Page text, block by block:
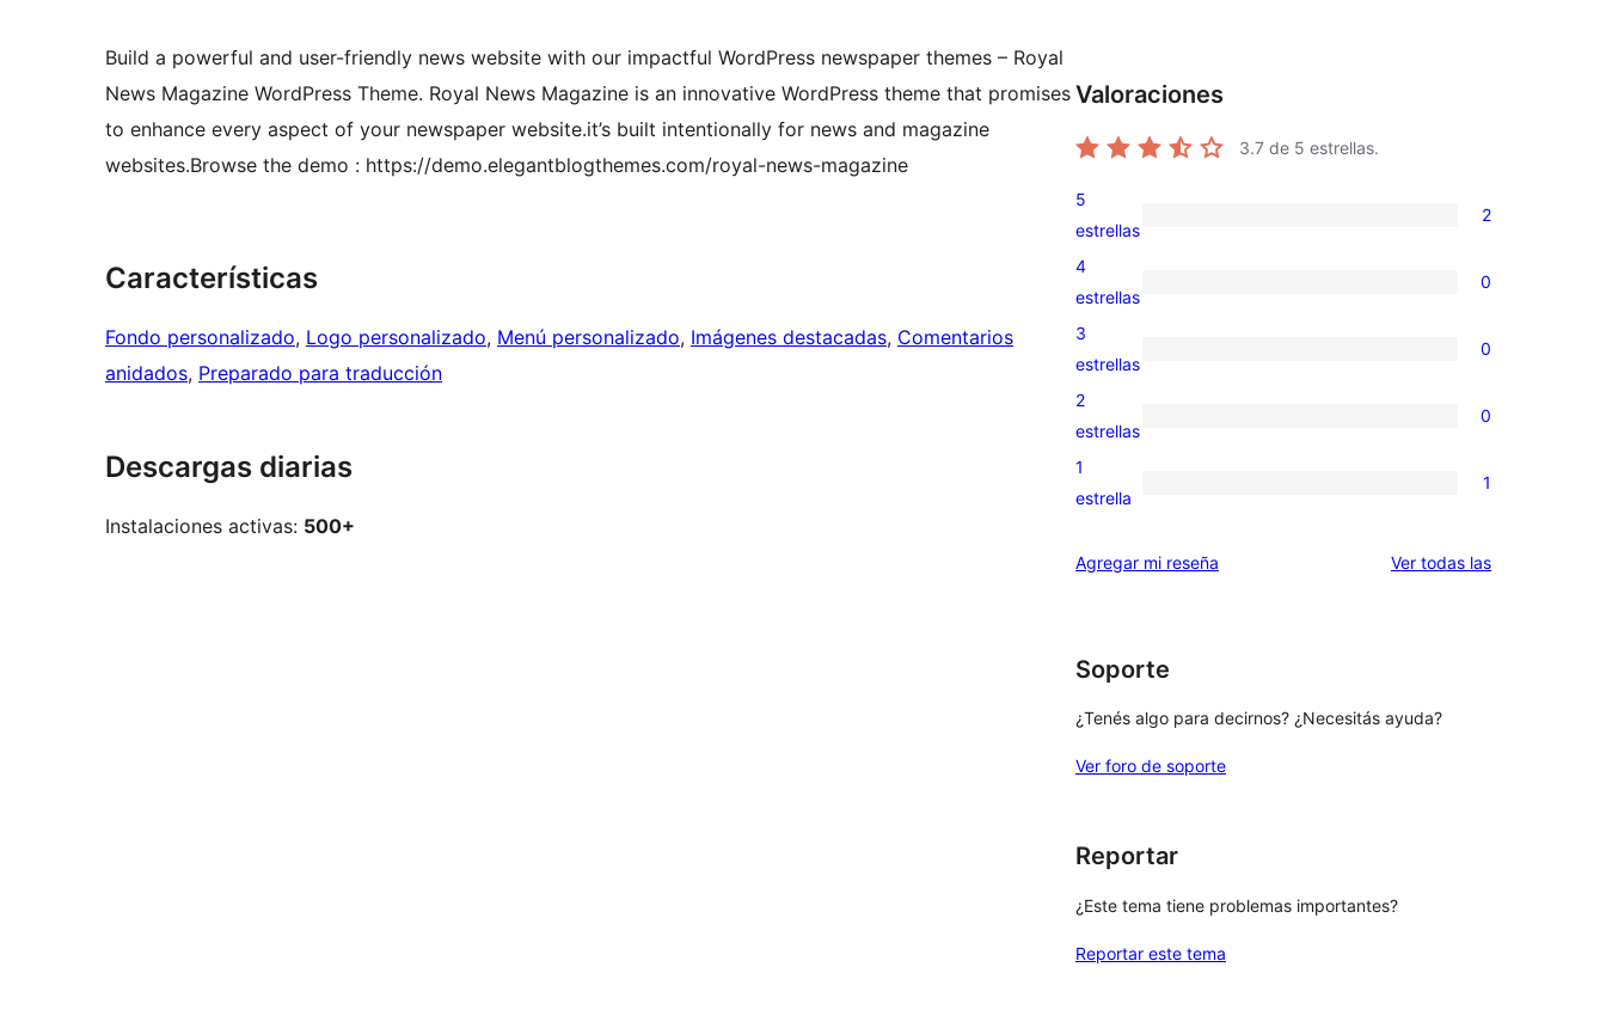
Build a powerful and user-friendly news website with our impactful WordPress newspaper themes – Royal
News Magazine WordPress Theme. Royal News Magazine is an innovative WordPress theme that promises
to enhance every aspect of your newspaper website.it’s built intentionally for news and magazine
websites.Browse the demo : https://demo.elegantblogthemes.com/royal-news-magazine
Características
Fondo personalizado, Logo personalizado, Menú personalizado, Imágenes destacadas, Comentarios
anidados, Preparado para traducción
Descargas diarias
Instalaciones activas: 500+
Valoraciones
3.7 de 5 estrellas.
2
valoraciones
de
5
estrellas
2
0
valoraciones
de
4
estrellas
0
0
valoraciones
de
3
estrellas
0
0
valoraciones
de
estrellas
2
estrellas
0
1
de
1
estrella
1
Agregar mi reseña Ver todas lasreseñas
Soporte
¿Tenés algo para decirnos? ¿Necesitás ayuda?
Ver foro de soporte
Reportar
¿Este tema tiene problemas importantes?
Reportar este tema